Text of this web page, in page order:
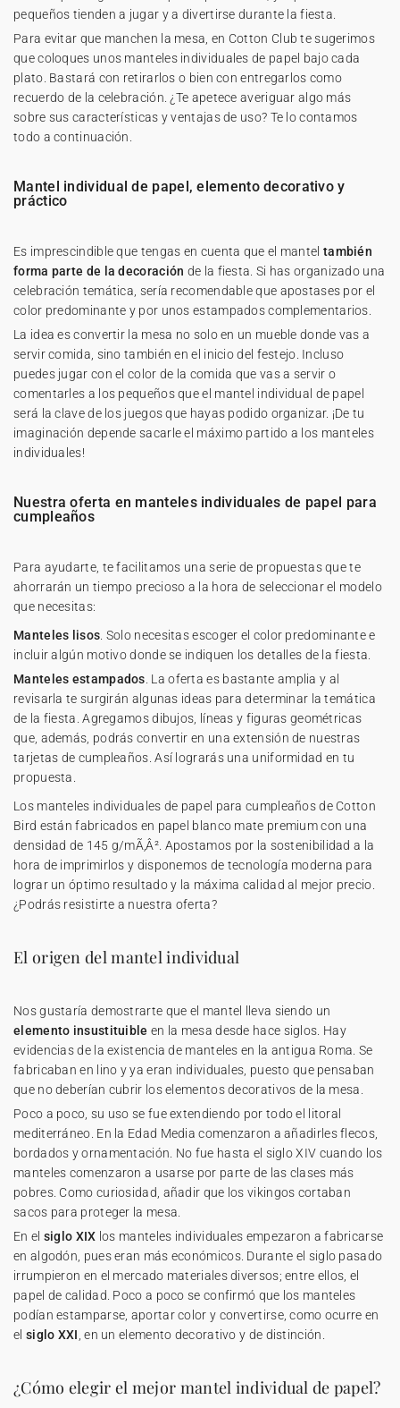
pequeños tienden a jugar y a divertirse durante la fiesta.
Para evitar que manchen la mesa, en Cotton Club te sugerimos
que coloques unos manteles individuales de papel bajo cada
plato. Bastará con retirarlos o bien con entregarlos como
recuerdo de la celebración. ¿Te apetece averiguar algo más
sobre sus características y ventajas de uso? Te lo contamos
todo a continuación.
Mantel individual de papel, elemento decorativo y
práctico
Es imprescindible que tengas en cuenta que el mantel también
forma parte de la decoración de la fiesta. Si has organizado una
celebración temática, sería recomendable que apostases por el
color predominante y por unos estampados complementarios.
La idea es convertir la mesa no solo en un mueble donde vas a
servir comida, sino también en el inicio del festejo. Incluso
puedes jugar con el color de la comida que vas a servir o
comentarles a los pequeños que el mantel individual de papel
será la clave de los juegos que hayas podido organizar. ¡De tu
imaginación depende sacarle el máximo partido a los manteles
individuales!
Nuestra oferta en manteles individuales de papel para
cumpleaños
Para ayudarte, te facilitamos una serie de propuestas que te
ahorrarán un tiempo precioso a la hora de seleccionar el modelo
que necesitas:
Manteles lisos . Solo necesitas escoger el color predominante e
incluir algún motivo donde se indiquen los detalles de la fiesta.
Manteles estampados . La oferta es bastante amplia y al
revisarla te surgirán algunas ideas para determinar la temática
de la fiesta. Agregamos dibujos, líneas y figuras geométricas
que, además, podrás convertir en una extensión de nuestras
tarjetas de cumpleaños. Así lograrás una uniformidad en tu
propuesta.
Los manteles individuales de papel para cumpleaños de Cotton
Bird están fabricados en papel blanco mate premium con una
densidad de 145 g/mÃ‚Â². Apostamos por la sostenibilidad a la
hora de imprimirlos y disponemos de tecnología moderna para
lograr un óptimo resultado y la máxima calidad al mejor precio.
¿Podrás resistirte a nuestra oferta?
El origen del mantel individual
Nos gustaría demostrarte que el mantel lleva siendo un
elemento insustituible en la mesa desde hace siglos. Hay
evidencias de la existencia de manteles en la antigua Roma. Se
fabricaban en lino y ya eran individuales, puesto que pensaban
que no deberían cubrir los elementos decorativos de la mesa.
Poco a poco, su uso se fue extendiendo por todo el litoral
mediterráneo. En la Edad Media comenzaron a añadirles flecos,
bordados y ornamentación. No fue hasta el siglo XIV cuando los
manteles comenzaron a usarse por parte de las clases más
pobres. Como curiosidad, añadir que los vikingos cortaban
sacos para proteger la mesa.
En el siglo XIX los manteles individuales empezaron a fabricarse
en algodón, pues eran más económicos. Durante el siglo pasado
irrumpieron en el mercado materiales diversos; entre ellos, el
papel de calidad. Poco a poco se confirmó que los manteles
podían estamparse, aportar color y convertirse, como ocurre en
el siglo XXI , en un elemento decorativo y de distinción.
¿Cómo elegir el mejor mantel individual de papel?